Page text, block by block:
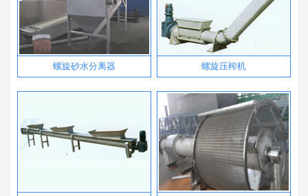
螺旋砂水分离器 螺旋压榨机